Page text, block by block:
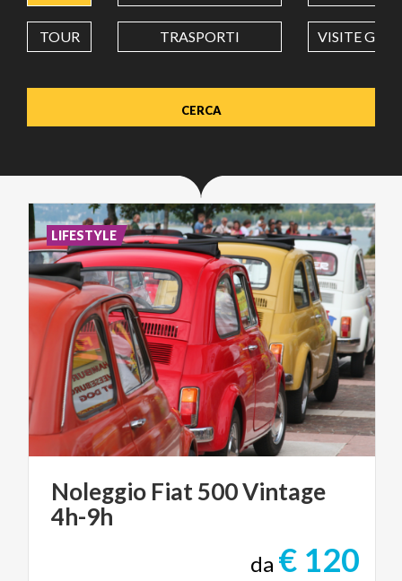
TOUR TRASPORTI VISITE
Noleggio Fiat500Vintage
4h-9h
da € 120
LIFESTYLE